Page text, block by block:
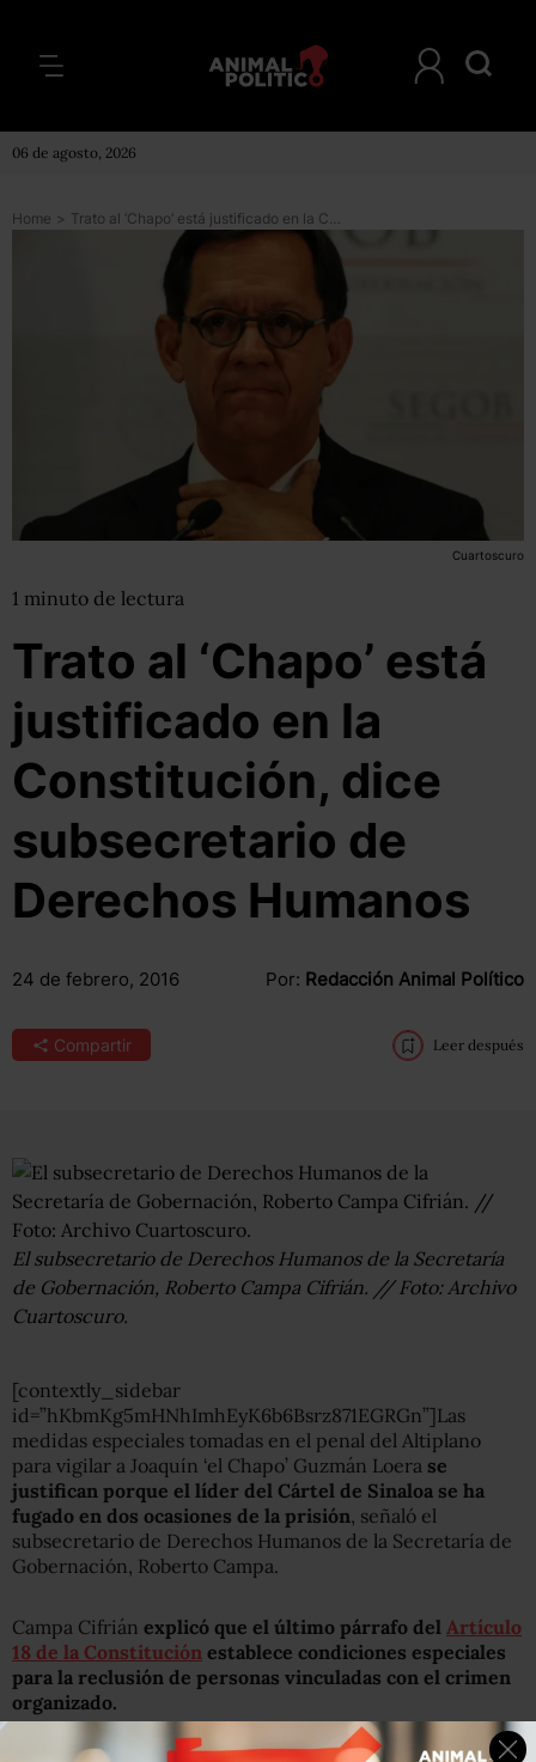
06 de agosto, 2026
Home > Trato al ‘Chapo’ está justificado en la Constitución, dice subsecretario de Derechos Humanos
Cuartoscuro
1 minuto de lectura
Trato al ‘Chapo’ está
justificado en la
Constitución, dice
subsecretario de
Derechos Humanos
24 de febrero, 2016 Por: Redacción Animal Político
Compartir Leer después
El subsecretario de Derechos Humanos de la Secretaría
de Gobernación, Roberto Campa Cifrián. // Foto: Archivo
Cuartoscuro.
[contextly_sidebar
id=”hKbmKg5mHNhImhEyK6b6Bsrz871EGRGn”]Las
medidas especiales tomadas en el penal del Altiplano
para vigilar a Joaquín ‘el Chapo’ Guzmán Loera se
justifican porque el líder del Cártel de Sinaloa se ha
fugado en dos ocasiones de la prisión, señaló el
subsecretario de Derechos Humanos de la Secretaría de
Gobernación, Roberto Campa.
Campa Cifrián explicó que el último párrafo del Artículo
18 de la Constitución establece condiciones especiales
para la reclusión de personas vinculadas con el crimen
organizado.